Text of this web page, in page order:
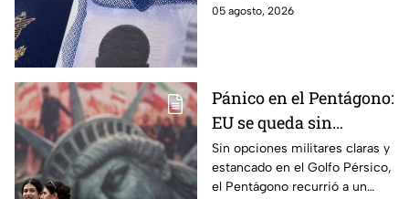
DSP-150
querer viajar a Estados Unidos,
05 agosto, 2026
Pánico en el Pentágono:
EU se queda sin
opciones contra Irán y
pide a sus tropas ideas
Sin opciones militares claras y
estancado en el Golfo Pérsico,
el Pentágono recurrió a un